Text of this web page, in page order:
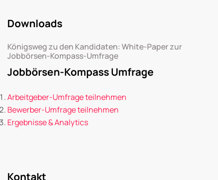
Downloads
Königsweg zu den Kandidaten: White-Paper zur
Jobbörsen-Kompass-Umfrage
Jobbörsen-Kompass Umfrage
Arbeitgeber-Umfrage teilnehmen
Bewerber-Umfrage teilnehmen
Ergebnisse & Analytics
Kontakt